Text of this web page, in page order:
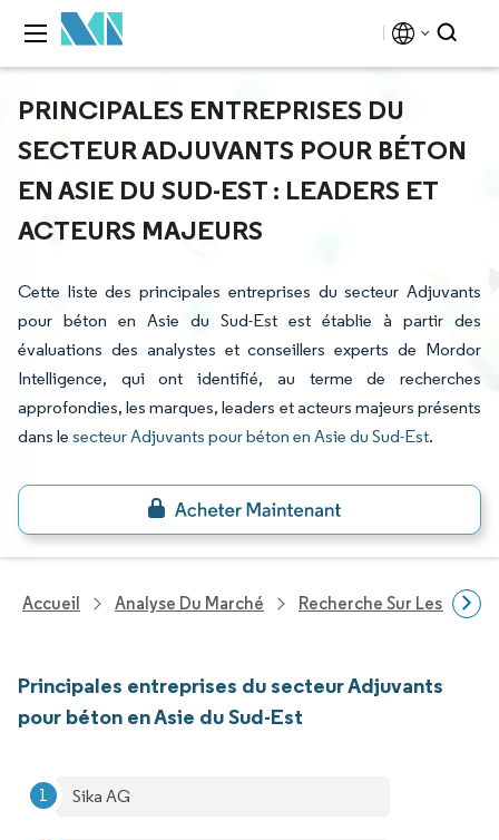
PRINCIPALES ENTREPRISES DU
SECTEUR ADJUVANTS POUR BÉTON
EN ASIE DU SUD-EST : LEADERS ET
ACTEURS MAJEURS
Cette liste des principales entreprises du secteur Adjuvants
pour béton en Asie du Sud-Est est établie à partir des
évaluations des analystes et conseillers experts de Mordor
Intelligence, qui ont identifié, au terme de recherches
approfondies, les marques, leaders et acteurs majeurs présents
dans le secteur Adjuvants pour béton en Asie du Sud-Est.
Accueil Analyse Du Marché Recherche Sur Les
Principales entreprises du secteur Adjuvants
pour béton en Asie du Sud-Est
Sika AG